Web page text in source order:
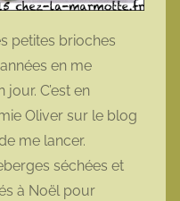
petites brioches
en me
C’est en
Oliver sur le blog
me lancer.
séchées et
à Noël pour